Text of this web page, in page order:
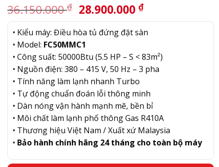
36.150.000₫ Giá
gốc
là:
36.150.000 ₫.
28.900.000 ₫Giá
hiện
tại
28.900.000 ₫.
• Kiểu máy: Điều hòa tủ đứng đặt sàn
• Model: FC50MMC1
• Công suất: 50000Btu (5.5 HP – S < 83m²)
• Nguồn điện: 380 – 415 V, 50 Hz – 3 pha
• Tính năng làm lạnh nhanh Turbo
• Tự động chuẩn đoán lỗi thông minh
• Dàn nóng vận hành mạnh mẽ, bền bỉ
• Môi chất làm lạnh phổ thông Gas R410A
• Thương hiệu Việt Nam / Xuất xứ Malaysia
• Bảo hành chính hãng 24 tháng cho toàn bộ máy